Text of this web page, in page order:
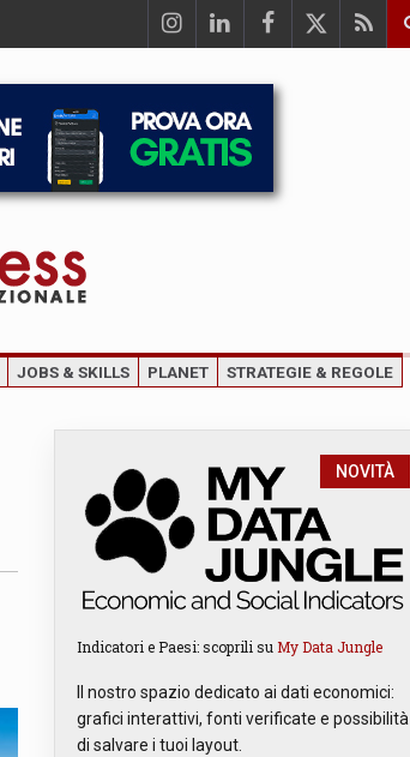
JOBS & SKILLS PLANET STRATEGIE & REGOLE
NOVITÀ
Indicatori e Paesi: scoprili su My Data Jungle
Il nostro spazio dedicato ai dati economici:
grafici interattivi, fonti verificate e possibilità
di salvare i tuoi layout.